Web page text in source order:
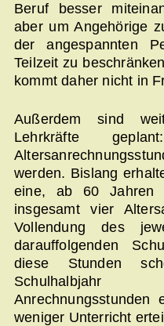
Beruf besser
aber um Angehörige
der angespannten
Teilzeit zu
kommt daher nicht in
Außerdem sind
Lehrkräfte
werden. Bislang
eine, ab 60 Jahren
insgesamt vier
Vollendung des
darauffolgenden
diese Stunden
Schulhalbjahr
Anrechnungsstunden
weniger Unterricht